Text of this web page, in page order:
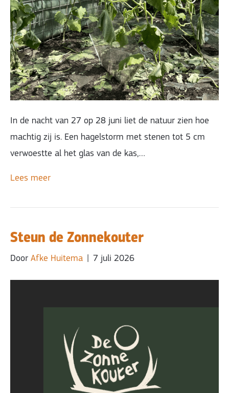
In de nacht van 27 op 28 juni liet de natuur zien hoe
machtig zij is. Een hagelstorm met stenen tot 5 cm
verwoestte al het glas van de kas,…
Lees meer
Steun de Zonnekouter
Door Afke Huitema 7 juli 2026